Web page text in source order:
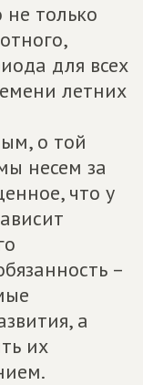
только
для всех
летних
о той
несем за
что у
–
а
их